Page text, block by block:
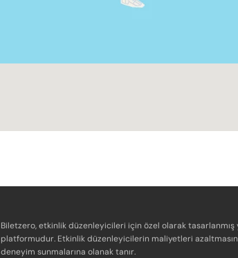
Biletzero, etkinlik düzenleyicileri için özel olarak
platformudur. Etkinlik düzenleyicilerin maliyetleri
deneyim sunmalarına olanak tanır.